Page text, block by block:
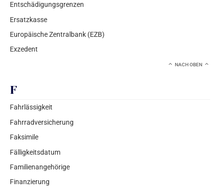
Entschädigungsgrenzen
Ersatzkasse
Europäische Zentralbank (EZB)
Exzedent
NACH OBEN
F
Fahrlässigkeit
Fahrradversicherung
Faksimile
Fälligkeitsdatum
Familienangehörige
Finanzierung